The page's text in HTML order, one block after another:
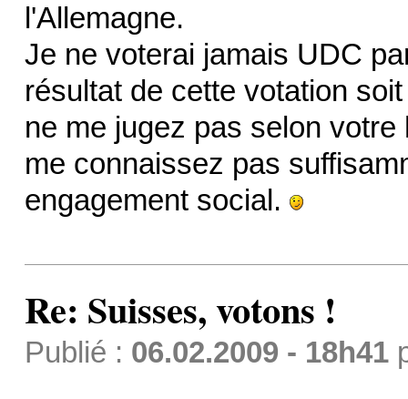
l'Allemagne.
Je ne voterai jamais UDC
résultat de cette votation
ne me jugez pas selon
me connaissez pas
engagement social.
Re: Suisses, votons !
Publié : 06.02.2009 - 18h41